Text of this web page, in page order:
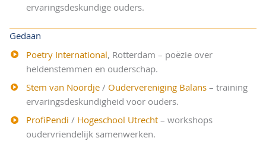
ervaringsdeskundige ouders.
Gedaan
Poetry International, Rotterdam – poëzie over
heldenstemmen en ouderschap.
Stem van Noordje/ Oudervereniging Balans– training
ervaringsdeskundigheid voor ouders.
ProfiPendi / Hogeschool Utrecht– workshops
oudervriendelijk samenwerken.